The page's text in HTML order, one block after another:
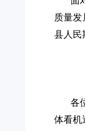
质量
县人民
各
体看机